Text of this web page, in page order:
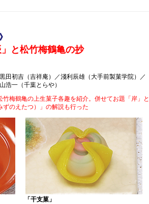
と松竹梅鶴亀の抄
初吉（吉祥庵）／淺利辰雄（大手前製菓学院）／
浩一（千葉とらや）
梅鶴亀の上生菓子各趣を紹介。併せてお題「岸」と
ずのえたつ）」の解説も行った
「干支菓」